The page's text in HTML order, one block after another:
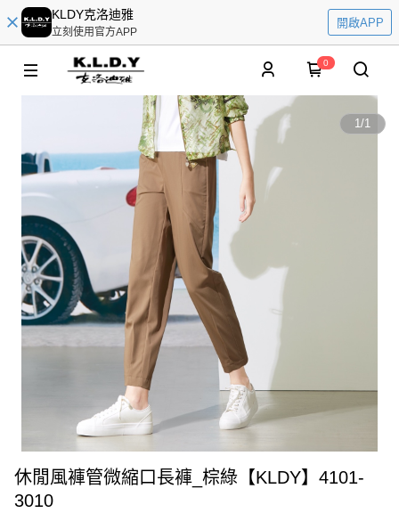
KLDY克洛迪雅
立刻使用官方APP
開啟APP
0
1/1
休閒風褲管微縮口長褲_棕綠【KLDY】4101-
3010